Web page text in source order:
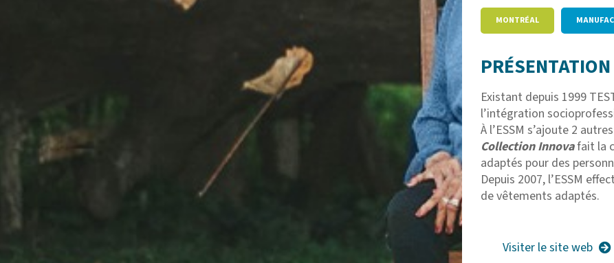
MONTRÉAL
Existant depuis 1999
l’intégration
À l’ESSM s’ajoute 2
Collection Innovafait la
adaptés pour des
Depuis 2007, l’ESSM
de vêtements adaptés.
Visiter le site web